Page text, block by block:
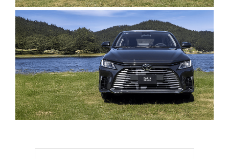
Clic
para
agrandar
foto
agrandar